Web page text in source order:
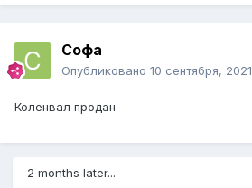
Софа
Опубликовано 10 сентября, 2021
Коленвал продан
2 months later...